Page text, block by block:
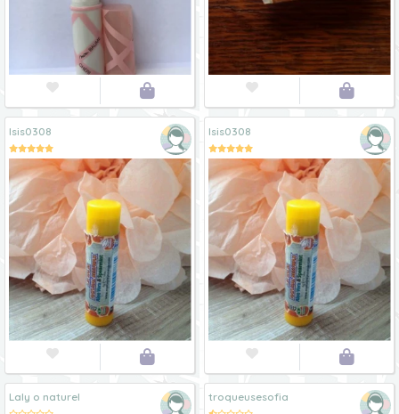
   
Isis0308
 
Isis0308
 
Laly o naturel troqueusesofia